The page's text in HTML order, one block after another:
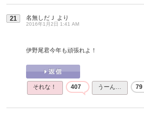
21 名無しだＪ より
2016年1月2日 1:41 AM
伊野尾君今年も頑張れよ！
それな！ 407 うーん… 79